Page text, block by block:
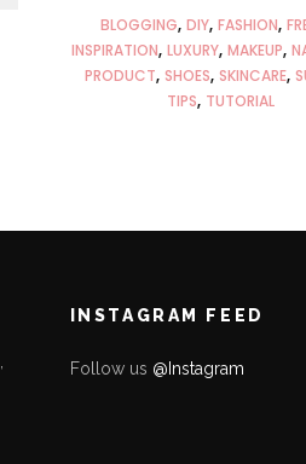
BLOGGING DIY FASHION
INSPIRATION LUXURY MAKEUP
PRODUCT SHOES SKINCARE
TIPS TUTORIAL
INSTAGRAM FEED
Follow us @Instagram